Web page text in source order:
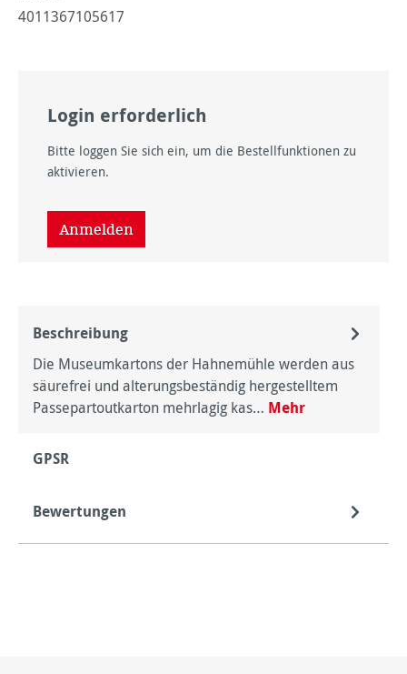
4011367105617
Login erforderlich
Bitte loggen Sie sich ein, um die Bestellfunktionen zu
aktivieren.
Anmelden
Beschreibung
Die Museumkartons der Hahnemühle werden aus
säurefrei und alterungsbeständig hergestelltem
Passepartoutkarton mehrlagig kas… Mehr
GPSR
Bewertungen